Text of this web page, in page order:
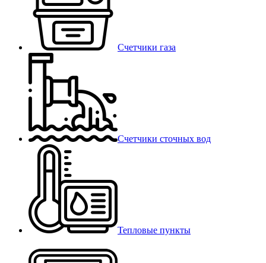
Счетчики газа
Счетчики сточных вод
Тепловые пункты